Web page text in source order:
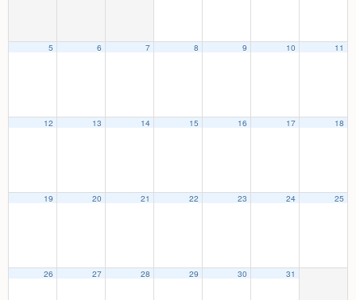
5 6 7 8 9 10 11
12 13 14 15 16 17 18
19 20 21 22 23 24 25
26 27 28 29 30 31